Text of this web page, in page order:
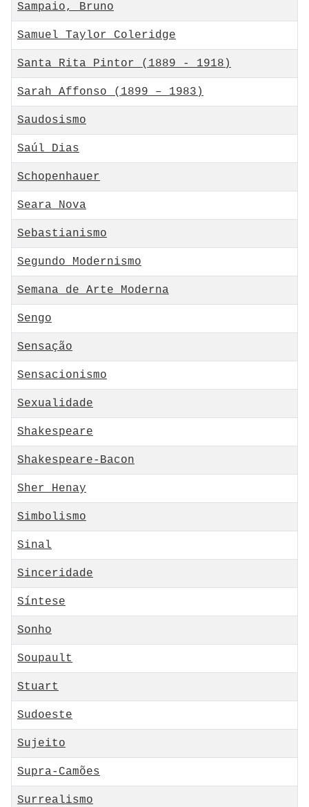
Sampaio, Bruno
Samuel Taylor Coleridge
Santa Rita Pintor (1889 - 1918)
Sarah Affonso (1899 – 1983)
Saudosismo
Saúl Dias
Schopenhauer
Seara Nova
Sebastianismo
Segundo Modernismo
Semana de Arte Moderna
Sengo
Sensação
Sensacionismo
Sexualidade
Shakespeare
Shakespeare-Bacon
Sher Henay
Simbolismo
Sinal
Sinceridade
Síntese
Sonho
Soupault
Stuart
Sudoeste
Sujeito
Supra-Camões
Surrealismo